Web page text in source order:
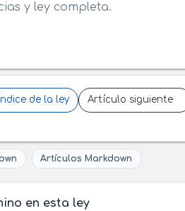
y ley completa.
de la ley Artículo siguiente
Artículos Markdown
en esta ley